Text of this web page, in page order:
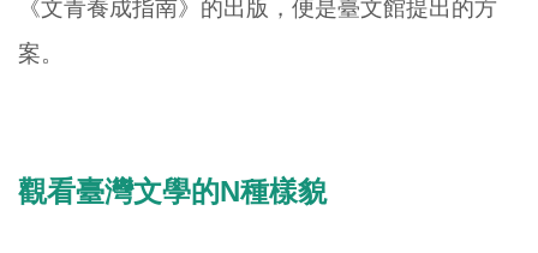
《文青養成指南》的出版，便是臺文館提出的方
案。
觀看臺灣文學的N種樣貌